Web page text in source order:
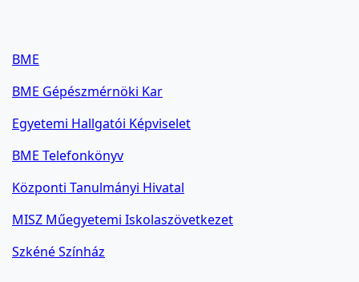
BME
BME Gépészmérnöki Kar
Egyetemi Hallgatói Képviselet
BME Telefonkönyv
Központi Tanulmányi Hivatal
MISZ Műegyetemi Iskolaszövetkezet
Szkéné Színház